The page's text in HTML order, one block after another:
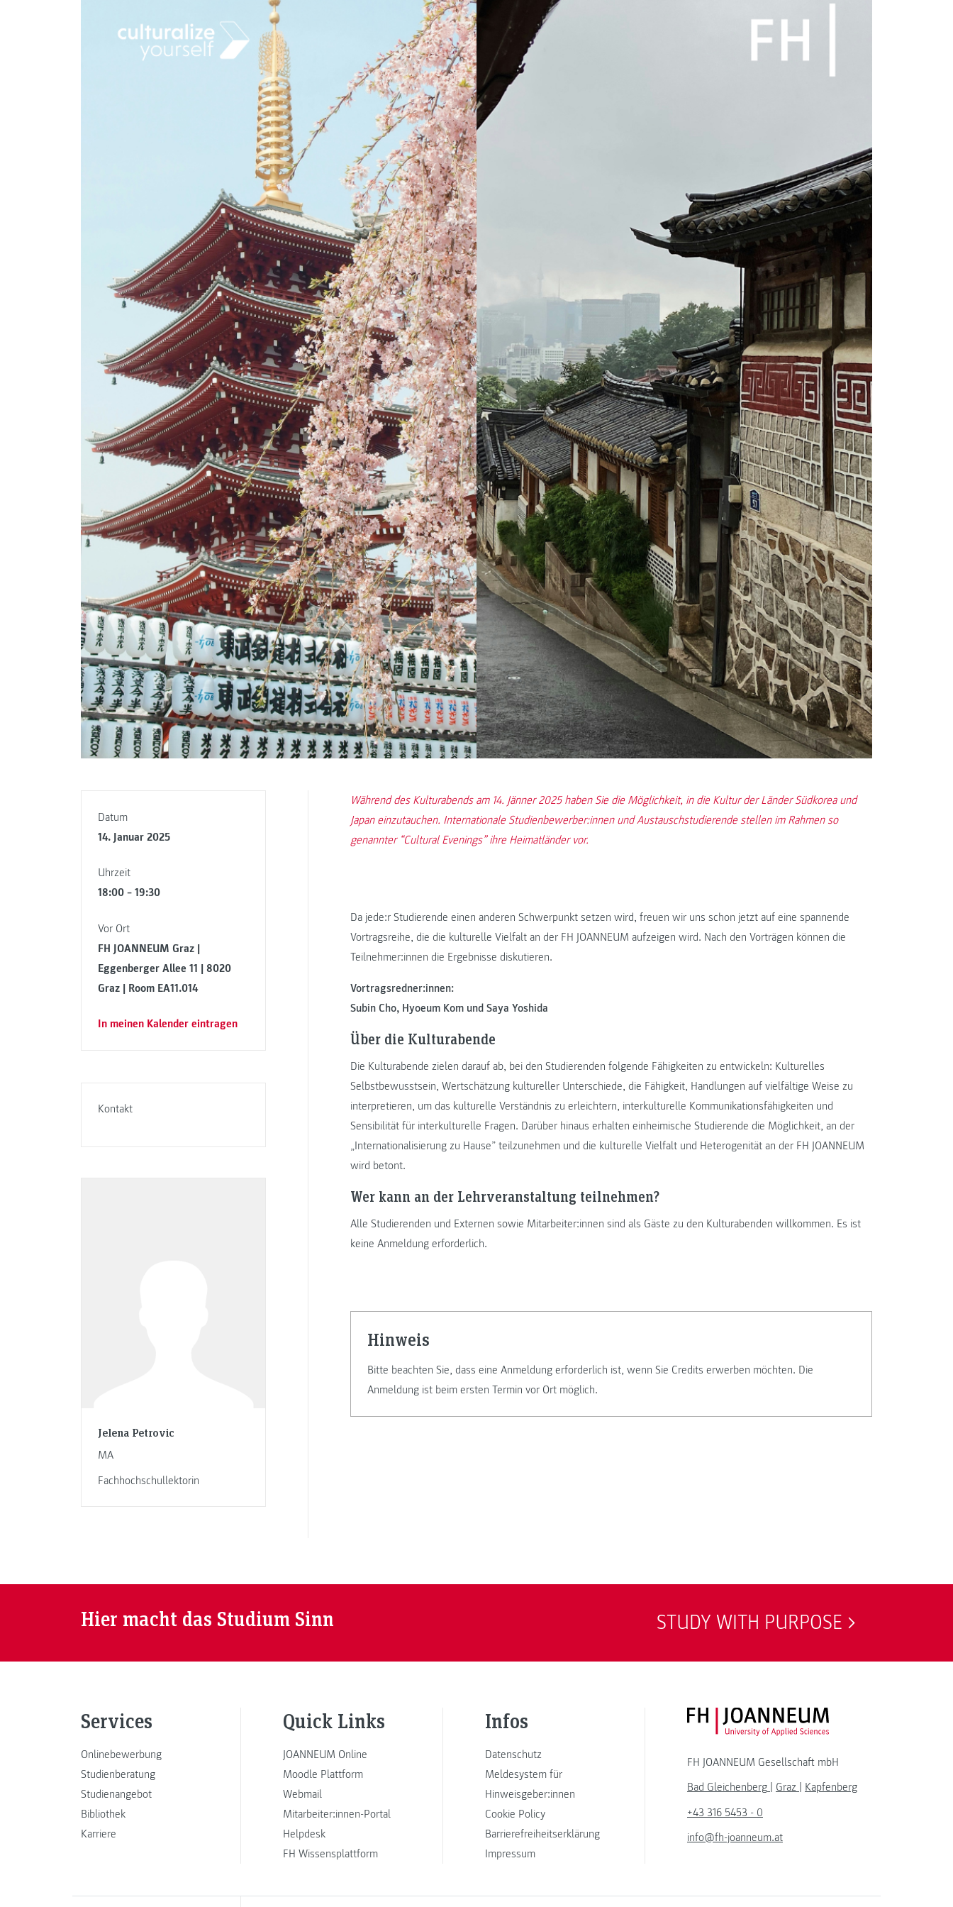
Datum
14. Januar 2025
Uhrzeit
18:00 – 19:30
Vor Ort
FH JOANNEUM Graz |
Eggenberger Allee 11 | 8020
Graz | Room EA11.014
In meinen Kalender eintragen
Kontakt
Jelena Petrovic
MA
Fachhochschullektorin
Während des Kulturabends am 14. Jänner 2025 haben Sie die Möglichkeit, in die Kultur der Länder Südkorea und
Japan einzutauchen. Internationale Studienbewerber:innen und Austauschstudierende stellen im Rahmen so
genannter “Cultural Evenings” ihre Heimatländer vor.
Da jede:r Studierende einen anderen Schwerpunkt setzen wird, freuen wir uns schon jetzt auf eine spannende
Vortragsreihe, die die kulturelle Vielfalt an der FH JOANNEUM aufzeigen wird. Nach den Vorträgen können die
Teilnehmer:innen die Ergebnisse diskutieren.
Vortragsredner:innen:
Subin Cho, Hyoeum Kom und Saya Yoshida
Über die Kulturabende
Die Kulturabende zielen darauf ab, bei den Studierenden folgende Fähigkeiten zu entwickeln: Kulturelles
Selbstbewusstsein, Wertschätzung kultureller Unterschiede, die Fähigkeit, Handlungen auf vielfältige Weise zu
interpretieren, um das kulturelle Verständnis zu erleichtern, interkulturelle Kommunikationsfähigkeiten und
Sensibilität für interkulturelle Fragen. Darüber hinaus erhalten einheimische Studierende die Möglichkeit, an der
„Internationalisierung zu Hause” teilzunehmen und die kulturelle Vielfalt und Heterogenität an der FH JOANNEUM
wird betont.
Wer kann an der Lehrveranstaltung teilnehmen?
Alle Studierenden und Externen sowie Mitarbeiter:innen sind als Gäste zu den Kulturabenden willkommen. Es ist
keine Anmeldung erforderlich.
Hinweis
Bitte beachten Sie, dass eine Anmeldung erforderlich ist, wenn Sie Credits erwerben möchten. Die
Anmeldung ist beim ersten Termin vor Ort möglich.
Hier macht das Studium Sinn STUDY WITH PURPOSE
Services
Onlinebewerbung
Studienberatung
Studienangebot
Bibliothek
Karriere
Quick Links
JOANNEUM Online
Moodle Plattform
Webmail
Mitarbeiter:innen-Portal
Helpdesk
FH Wissensplattform
Infos
Datenschutz
Meldesystem für
Hinweisgeber:innen
Cookie Policy
Barrierefreiheitserklärung
Impressum
FH JOANNEUM Logo
FH JOANNEUM Gesellschaft mbH
Bad Gleichenberg
Graz
Kapfenberg
+43 316 5453 - 0
info@fh-joanneum.at